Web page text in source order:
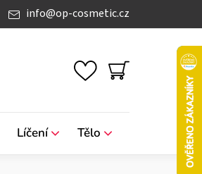
info@op-cosmetic.cz
NÁKUPNÍ
Líčení Tělo